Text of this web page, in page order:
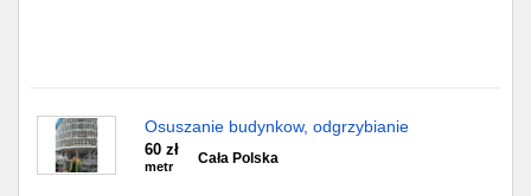
Osuszanie budynkow, odgrzybianie
60 zł
metr
Cała Polska
Częstochowa